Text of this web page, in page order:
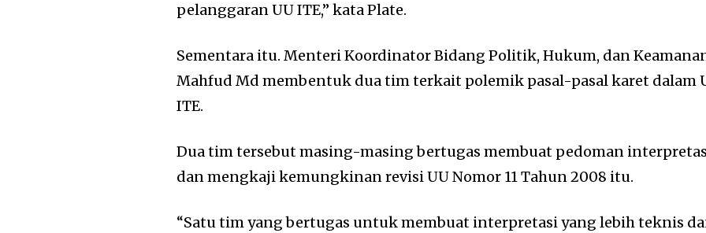
pelanggaran UU ITE,” kata Plate.
Sementara itu. Menteri Koordinator Bidang Politik, Hukum, dan
Mahfud Md membentuk dua tim terkait polemik pasal-pasal karet dalam
ITE.
Dua tim tersebut masing-masing bertugas membuat pedoman
dan mengkaji kemungkinan revisi UU Nomor 11 Tahun 2008 itu.
“Satu tim yang bertugas untuk membuat interpretasi yang lebih teknis